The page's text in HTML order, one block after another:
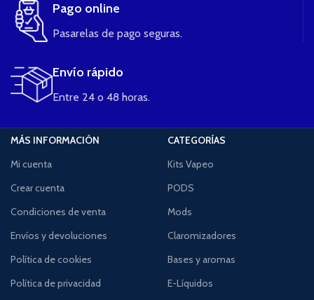
Pago online
Pasarelas de pago seguras.
Envío rápido
Entre 24 o 48 horas.
MÁS INFORMACIÓN
Mi cuenta
Crear cuenta
Condiciones de venta
Envíos y devoluciones
Política de cookies
Política de privacidad
CATEGORÍAS
Kits Vapeo
PODS
Mods
Claromizadores
Bases y aromas
E-Líquidos